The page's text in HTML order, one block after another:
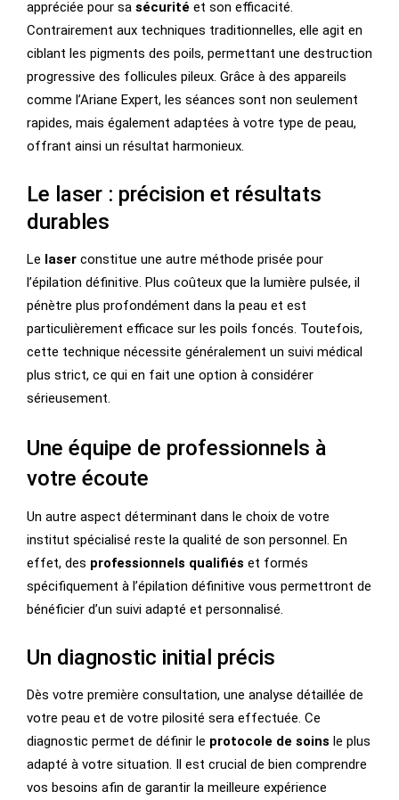
appréciée pour sa sécurité et son efficacité.
Contrairement aux techniques traditionnelles, elle agit en
ciblant les pigments des poils, permettant une destruction
progressive des follicules pileux. Grâce à des appareils
comme l’Ariane Expert, les séances sont non seulement
rapides, mais également adaptées à votre type de peau,
offrant ainsi un résultat harmonieux.
Le laser : précision et résultats
durables
Le laser constitue une autre méthode prisée pour
l’épilation définitive. Plus coûteux que la lumière pulsée, il
pénètre plus profondément dans la peau et est
particulièrement efficace sur les poils foncés. Toutefois,
cette technique nécessite généralement un suivi médical
plus strict, ce qui en fait une option à considérer
sérieusement.
Une équipe de professionnels à
votre écoute
Un autre aspect déterminant dans le choix de votre
institut spécialisé reste la qualité de son personnel. En
effet, des professionnels qualifiés et formés
spécifiquement à l’épilation définitive vous permettront de
bénéficier d’un suivi adapté et personnalisé.
Un diagnostic initial précis
Dès votre première consultation, une analyse détaillée de
votre peau et de votre pilosité sera effectuée. Ce
diagnostic permet de définir le protocole de soins le plus
adapté à votre situation. Il est crucial de bien comprendre
vos besoins afin de garantir la meilleure expérience